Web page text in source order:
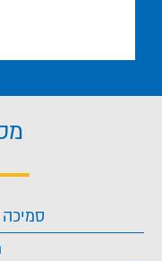
סמיכה